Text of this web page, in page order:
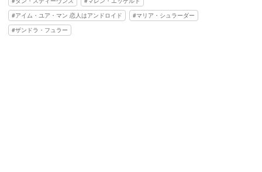
アイム・ユア・マン 恋人はアンドロイド
マリア・シュラーダー
ザンドラ・フュラー